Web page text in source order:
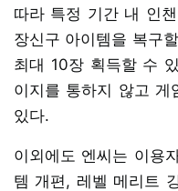
따라 특정 기간 내 인
장신구 아이템을 복구
최대 10장 획득할 수
이지를 통하지 않고 게
있다.
이외에도 엔씨는 이용
템 개편, 레벨 메리트